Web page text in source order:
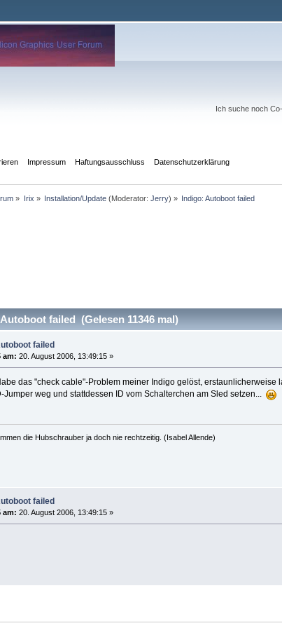
Ich suche noch
Impressum Haftungsausschluss Datenschutzerklärung
» Irix » Installation/Update (Moderator:Jerry) » Indigo: Autoboot failed
failed (Gelesen 11346 mal)
failed
am: 20. August 2006, 13:49:15 »
das "check cable"-Problem meiner Indigo gelöst,
Jumper weg und stattdessen ID vom Schalterchen am Sled setzen...
die Hubschrauber ja doch nie rechtzeitig. (Isabel Allende)
failed
am: 20. August 2006, 13:49:15 »